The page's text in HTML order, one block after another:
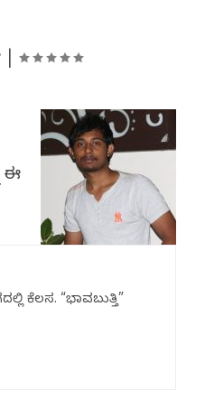
|
ಈ
ಕೆಲಸ. “ಭಾವಬುತ್ತಿ”